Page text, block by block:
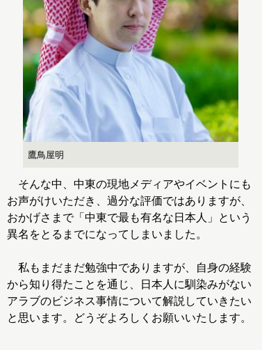
鷹鳥屋明
そんな中、中東の現地メディアやイベントにも
お声がけいただき、過分な評価ではありますが、
おかげさまで「中東で最も有名な日本人」という
異名をとるまでになってしまいました。
私もまだまだ勉強中でありますが、自身の経験
から知り得たことを通じ、日本人に馴染みがない
アラブのビジネス事情について解説していきたい
と思います。どうぞよろしくお願いいたします。